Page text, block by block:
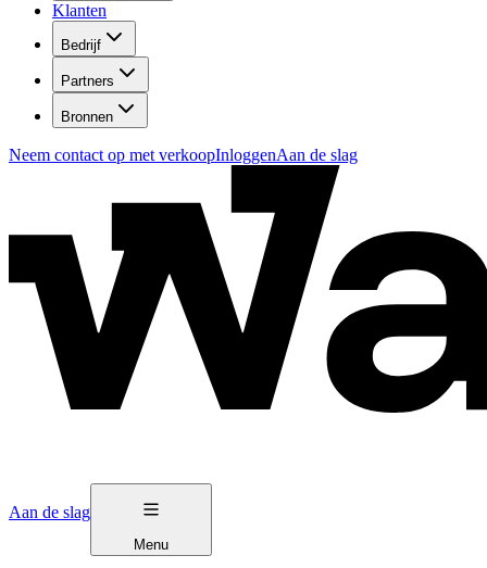
Klanten
Bedrijf
Partners
Bronnen
Neem contact op met verkoopInloggenAan de slag
Aan de slag
Menu